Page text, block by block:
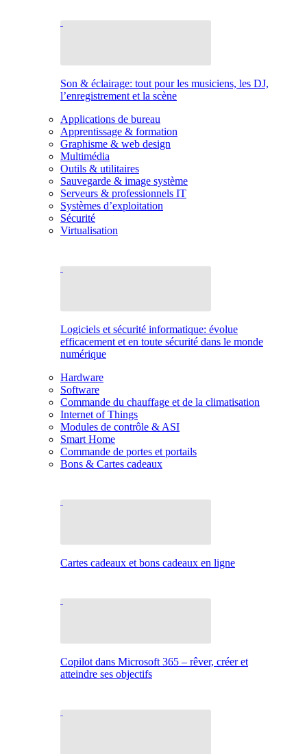
Son & éclairage: tout pour les musiciens, les DJ,
l’enregistrement et la scène
Applications de bureau
Apprentissage & formation
Graphisme & web design
Multimédia
Outils & utilitaires
Sauvegarde & image système
Serveurs & professionnels IT
Systèmes d’exploitation
Sécurité
Virtualisation
Logiciels et sécurité informatique: évolue
efficacement et en toute sécurité dans le monde
numérique
Hardware
Software
Commande du chauffage et de la climatisation
Internet of Things
Modules de contrôle & ASI
Smart Home
Commande de portes et portails
Bons & Cartes cadeaux
Cartes cadeaux et bons cadeaux en ligne
Copilot dans Microsoft 365 – rêver, créer et
atteindre ses objectifs